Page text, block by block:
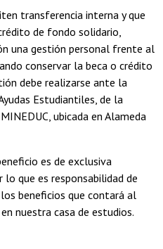
transferencia interna y que
de fondo solidario,
una gestión personal frente al
conservar la beca o crédito
debe realizarse ante la
Estudiantiles, de la
ubicada en Alameda
es de exclusiva
que es responsabilidad de
beneficios que contará al
nuestra casa de estudios.